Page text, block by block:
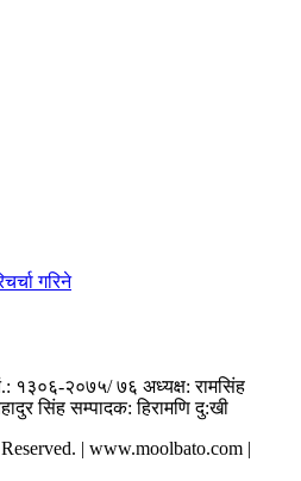
गरिने
१३०६-२०७५/ ७६ अध्यक्ष: रामसिंह
सिंह सम्पादक: हिरामणि दु:खी
| www.moolbato.com |